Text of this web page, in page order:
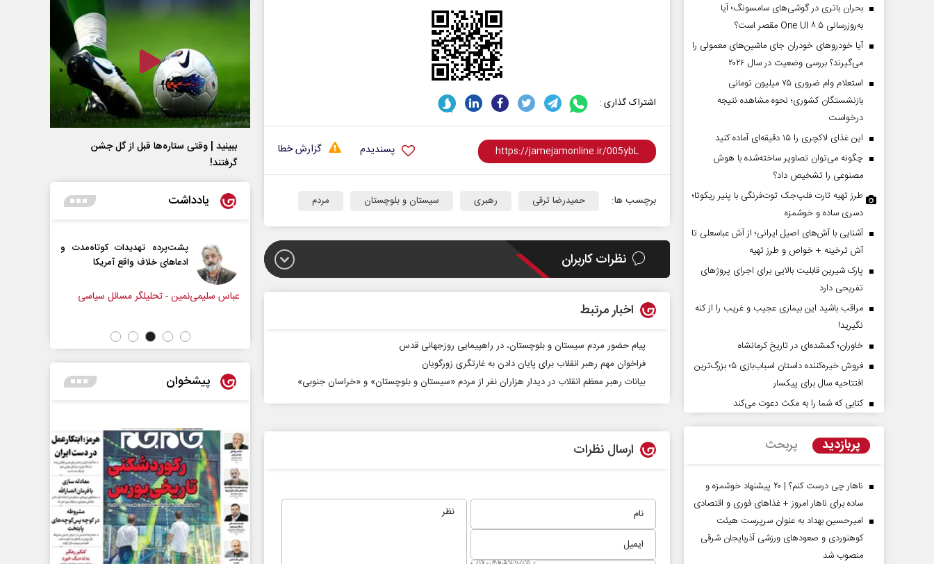
اشتراک گذاری :
گزارش خطا پسندیدم
برچسب ها: حمیدرضا ترقی رهبری سیستان و بلوچستان مردم
نظرات کاربران
اخبار مرتبط
پیام حضور مردم سیستان و بلوچستان، در راهپیمایی روزجهانی قدس
فراخوان مهم رهبر انقلاب برای پایان دادن به غارتگری‌ زورگویان‌
بیانات رهبر معظم انقلاب در دیدار هزاران نفر از مردم «سیستان و بلوچستان» و «خراسان جنوبی»
ارسال نظرات
بحران باتری در گوشی‌های سامسونگ؛ آیا
به‌روزرسانی One UI ۸.۵ مقصر است؟
آیا خودروهای خودران جای ماشین‌های معمولی را
می‌گیرند؟ بررسی وضعیت در سال ۲۰۲۶
استعلام وام ضروری ۷۵ میلیون تومانی
بازنشستگان کشوری؛ نحوه مشاهده نتیجه
درخواست
این غذای لاکچری را ۱۵ دقیقه‌ای آماده کنید
چگونه می‌توان تصاویر ساخته‌شده با هوش
مصنوعی را تشخیص داد؟
طرز تهیه تارت فلپ‌جک توت‌فرنگی با پنیر ریکوتا؛
دسری ساده و خوشمزه
آشنایی با آش‌های اصیل ایرانی؛ از آش عباسعلی تا
آش ترخینه + خواص و طرز تهیه
پارک شیرین قابلیت‌ بالایی برای اجرای پروژهای
تفریحی دارد
مراقب باشید این بیماری عجیب و غریب را از کنه
نگیرید!
خاوران؛ گمشده‌ای در تاریخ کرمانشاه
فروش خیره‌کننده داستان اسباب‌بازی ۵؛ بزرگ‌ترین
افتتاحیه سال برای پیکسار
کتابی که شما را به مکث دعوت می‌کند
پربازدید پربحث
ناهار چی درست کنم؟ | ۲۰ پیشنهاد خوشمزه و
ساده برای ناهار امروز + غذاهای فوری و اقتصادی
امیرحسین بهداد به عنوان سرپرست هیئت
کوهنوردی و صعودهای ورزشی آذربایجان شرقی
منصوب شد
ببینید | وقتی ستاره‌ها قبل از گل جشن
گرفتند!
یادداشت
در برابر از باتلاق انرژی تا بن‌بست ترامپ
رضا سپهوند - سخنگوی کمیسیون انرژی مجلس
نرگس خانعلی‌زاده - روزنامه‌نگار
چرایی عقب‌نشینی ترامپ؟
دکتر یدالله جوانی - تحلیلگر مسائل سیاسی
پشت‌پرده تهدیدات کوتاه‏‌مدت و
ادعا‌های خلاف واقع آمریکا
عباس سلیمی‌نمین - تحلیلگر مسائل سیاسی
پیشخوان